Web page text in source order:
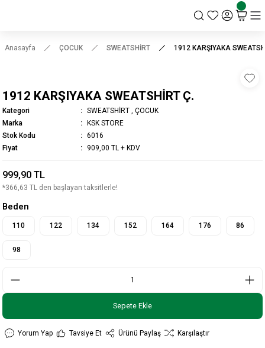
Anasayfa ÇOCUK SWEATSHİRT 1912 KARŞIYAKA
1912 KARŞIYAKA SWEATSHİRT Ç.
Kategori SWEATSHİRT
ÇOCUK
Marka
KSK STORE
Stok Kodu
6016
Fiyat
909,00 TL + KDV
999,90 TL
*366,63 TL den başlayan taksitlerle!
Beden
110 122 134 152 164 176 86
98
Sepete Ekle
Yorum Yap Tavsiye Et Ürünü Paylaş Karşılaştır